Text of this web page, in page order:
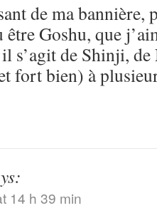
de ma
Goshu, que
s’agit de Shinji,
fort bien) à
14 h 39 min